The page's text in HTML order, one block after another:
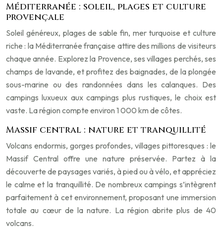
Méditerranée : soleil, plages et culture
provençale
Soleil généreux, plages de sable fin, mer turquoise et culture
riche : la Méditerranée française attire des millions de visiteurs
chaque année. Explorez la Provence, ses villages perchés, ses
champs de lavande, et profitez des baignades, de la plongée
sous-marine ou des randonnées dans les calanques. Des
campings luxueux aux campings plus rustiques, le choix est
vaste. La région compte environ 1 000 km de côtes.
Massif central : nature et tranquillité
Volcans endormis, gorges profondes, villages pittoresques : le
Massif Central offre une nature préservée. Partez à la
découverte de paysages variés, à pied ou à vélo, et appréciez
le calme et la tranquillité. De nombreux campings s’intègrent
parfaitement à cet environnement, proposant une immersion
totale au cœur de la nature. La région abrite plus de 40
volcans.